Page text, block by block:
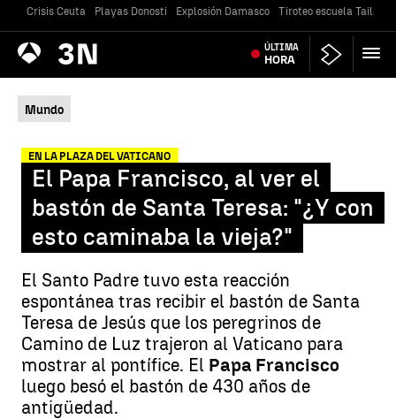
Crisis Ceuta Playas Donosti Explosión Damasco Tiroteo escuela
Antena
3 Noticias ÚLTIMA
HORA
Mundo
EN LA PLAZA DEL VATICANO
El Papa Francisco, al ver el
bastón de Santa Teresa: "¿Y con
esto caminaba la vieja?"
El Santo Padre tuvo esta reacción
espontánea tras recibir el bastón de Santa
Teresa de Jesús que los peregrinos de
Camino de Luz trajeron al Vaticano para
mostrar al pontífice. El Papa Francisco
luego besó el bastón de 430 años de
antigüedad.